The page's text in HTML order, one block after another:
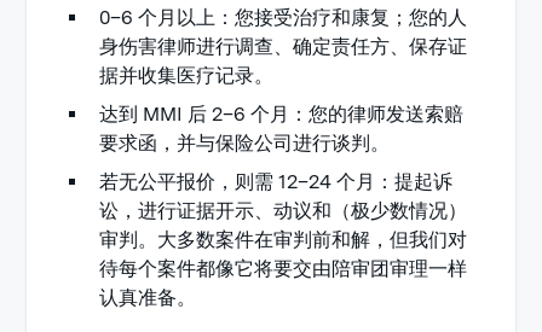
0–6 个月以上：您接受治疗和康复；您的人
身伤害律师进行调查、确定责任方、保存证
据并收集医疗记录。
达到 MMI 后 2–6 个月：您的律师发送索赔
要求函，并与保险公司进行谈判。
若无公平报价，则需 12–24 个月：提起诉
讼，进行证据开示、动议和（极少数情况）
审判。大多数案件在审判前和解，但我们对
待每个案件都像它将要交由陪审团审理一样
认真准备。